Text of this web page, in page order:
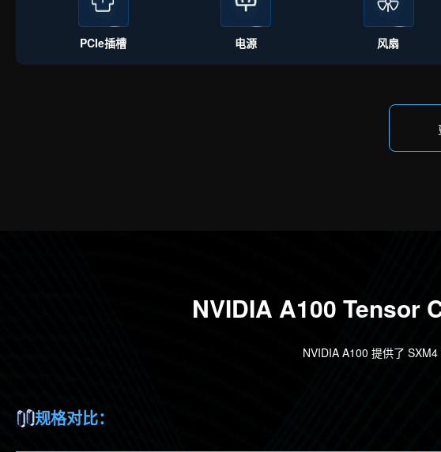
PCIe插槽 电源 风扇
NVIDIA A100 Tensor
NVIDIA A100 提供了
规格对比：